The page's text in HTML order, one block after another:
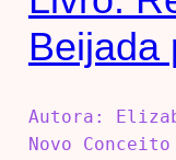
Beijada
Autora:
Novo